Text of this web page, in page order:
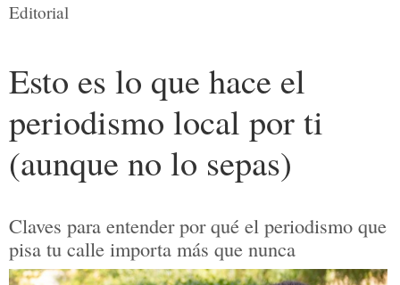
Editorial
Esto es lo que hace el
periodismo local por ti
(aunque no lo sepas)
Claves para entender por qué el periodismo que
pisa tu calle importa más que nunca